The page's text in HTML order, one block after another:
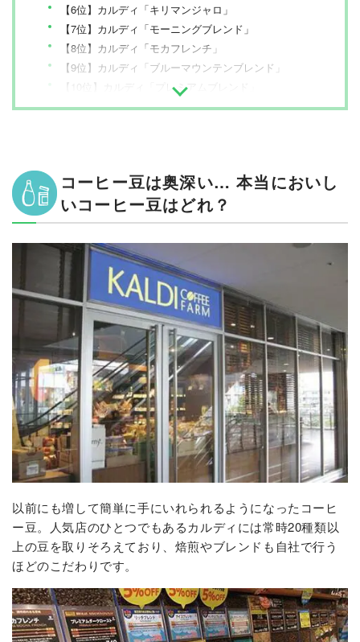
【6位】カルディ「キリマンジャロ」
【7位】カルディ「モーニングブレンド」
【8位】カルディ「モカフレンチ」
【9位】カルディ「ブルーマウンテンブレンド」
【10位】カルディ「プレミアムブレンド」
コーヒー豆は奥深い… 本当においし
いコーヒー豆はどれ？
以前にも増して簡単に手にいれられるようになったコーヒ
ー豆。人気店のひとつでもあるカルディには常時20種類以
上の豆を取りそろえており、焙煎やブレンドも自社で行う
ほどのこだわりです。